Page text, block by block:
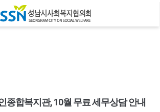
종합복지관, 10월 무료 세무상담 안내